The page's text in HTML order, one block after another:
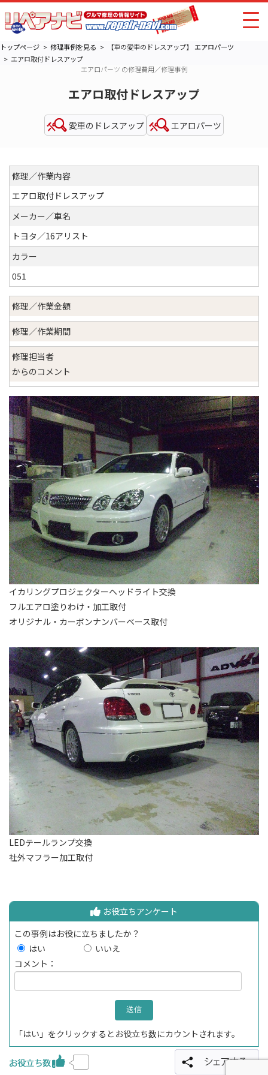
トップページ 修理事例を見る 【車の愛車のドレスアップ】 エアロパーツ
エアロ取付ドレスアップ
エアロパーツ の修理費用／修理事例
エアロ取付ドレスアップ
愛車のドレスアップ エアロパーツ
修理／作業内容
エアロ取付ドレスアップ
メーカー／車名
トヨタ／16アリスト
カラー
051
修理／作業金額
修理／作業期間
修理担当者
からのコメント
イカリングプロジェクターヘッドライト交換
フルエアロ塗りわけ・加工取付
オリジナル・カーボンナンバーベース取付
LEDテールランプ交換
社外マフラー加工取付
お役立ちアンケート
この事例はお役に立ちましたか？
はい
いいえ
コメント：
「はい」をクリックするとお役立ち数にカウントされます。